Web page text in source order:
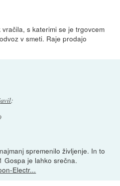
s katerimi se je trgovcem
v smeti. Raje prodajo
:
spremenilo življenje. In to
Gospa je lahko srečna.
Electr...